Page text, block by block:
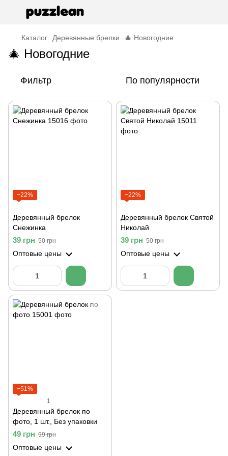
Каталог Деревянные брелки 🎄 Новогодние
🎄 Новогодние
Фильтр По популярности
−22%
Деревянный брелок
Снежинка
39 грн 50 грн
Оптовые цены
−22%
Деревянный брелок Святой
Николай
39 грн 50 грн
Оптовые цены
−51%
1
Деревянный брелок по
фото, 1 шт., Без упаковки
49 грн 99 грн
Оптовые цены